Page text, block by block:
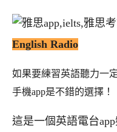
English Radio
如果要練習英語聽力一
手機app是不錯的選擇！
這是一個英語電台